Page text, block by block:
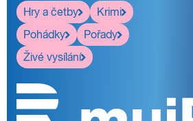
Hry a četby
Krimi
Pohádky
Pořady
Živé vysílání